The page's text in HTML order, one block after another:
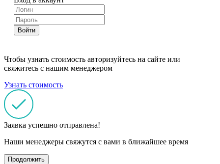
Войти
Чтобы узнать стоимость авторизуйтесь на сайте или
свяжитесь с нашим менеджером
Узнать стоимость
Заявка успешно отправлена!
Наши менеджеры свяжутся с вами в ближайшее время
Продолжить